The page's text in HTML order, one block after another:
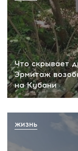
Что скрывает
Эрмитаж
на Кубани
ЖИЗНЬ